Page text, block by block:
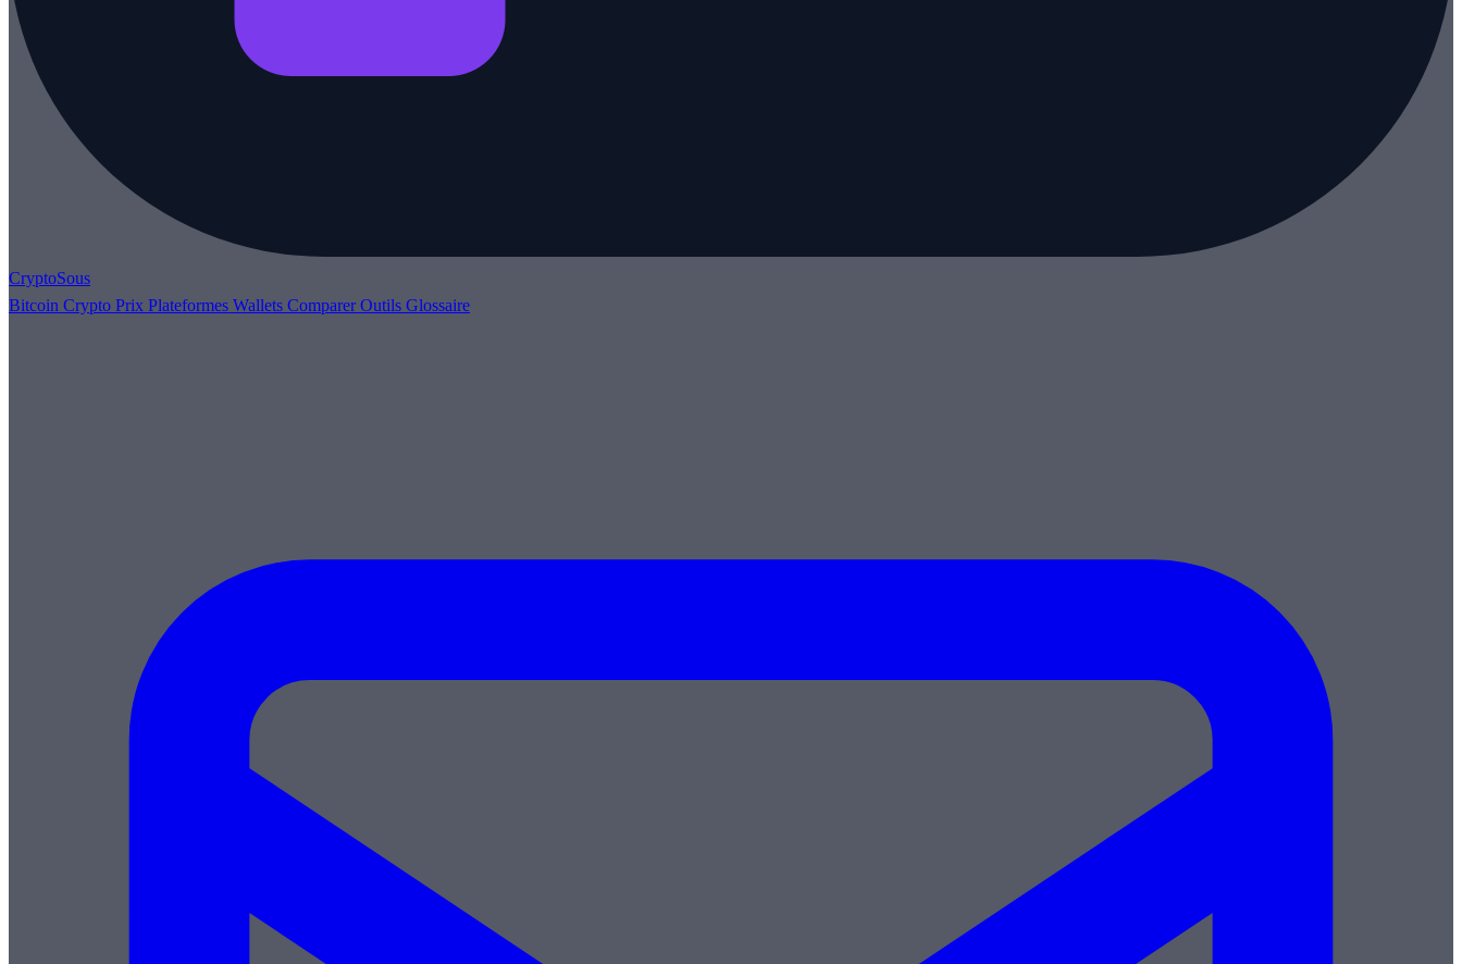
CryptoSous
Bitcoin Crypto Prix Plateformes Wallets ComparerOutils Glossaire